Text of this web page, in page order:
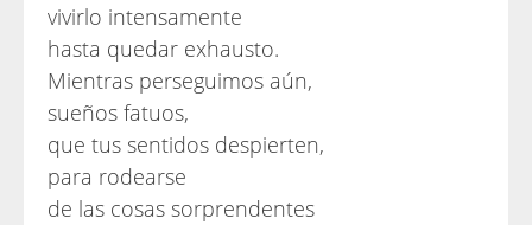
vivirlo intensamente
hasta quedar exhausto.
Mientras perseguimos aún,
sueños fatuos,
que tus sentidos despierten,
para rodearse
de las cosas sorprendentes